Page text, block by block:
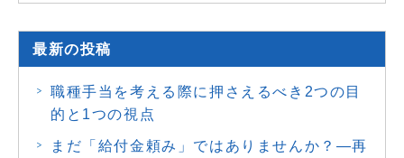
最新の投稿
職種手当を考える際に押さえるべき2つの目
的と1つの視点
まだ「給付金頼み」ではありませんか？―再